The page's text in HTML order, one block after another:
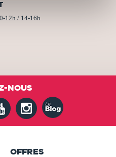
12h / 14-16h
NOUS
OFFRES